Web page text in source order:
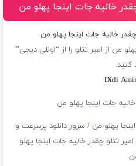
خالیه جات اینجا پهلو من
خالیه جات اینجا پهلو من
من از امیر تتلو را از “اونلی دیجی”
کنید.
Didi
پهلو من /سرور دانلود پرسرعت و
تتلو چقدر خالیه جات اینجا پهلو